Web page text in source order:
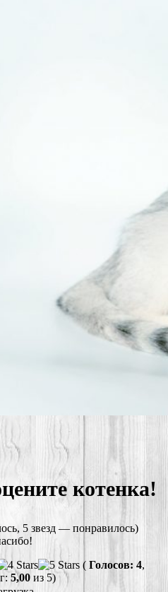
котенка!
5 звезд — понравилось)
(Голосов: 4,
5,00из 5)